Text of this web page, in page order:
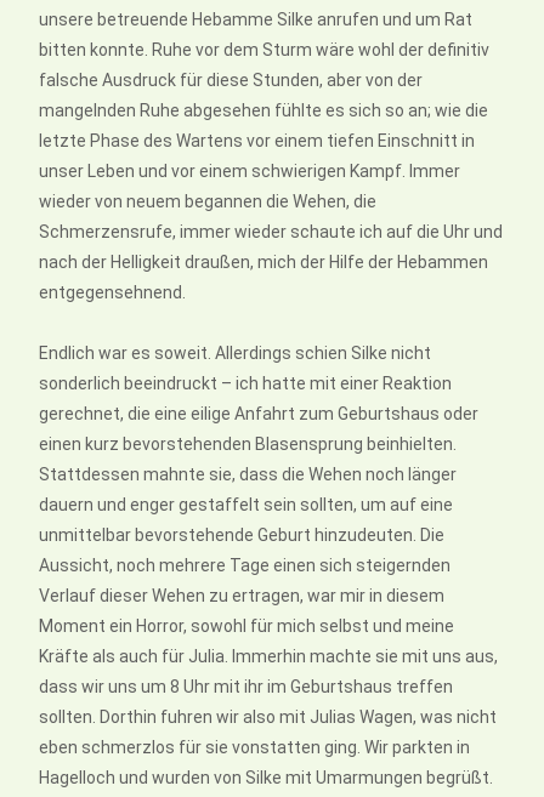
unsere betreuende Hebamme Silke anrufen und um Rat
bitten konnte. Ruhe vor dem Sturm wäre wohl der definitiv
falsche Ausdruck für diese Stunden, aber von der
mangelnden Ruhe abgesehen fühlte es sich so an; wie die
letzte Phase des Wartens vor einem tiefen Einschnitt in
unser Leben und vor einem schwierigen Kampf. Immer
wieder von neuem begannen die Wehen, die
Schmerzensrufe, immer wieder schaute ich auf die Uhr und
nach der Helligkeit draußen, mich der Hilfe der Hebammen
entgegensehnend.
Endlich war es soweit. Allerdings schien Silke nicht
sonderlich beeindruckt – ich hatte mit einer Reaktion
gerechnet, die eine eilige Anfahrt zum Geburtshaus oder
einen kurz bevorstehenden Blasensprung beinhielten.
Stattdessen mahnte sie, dass die Wehen noch länger
dauern und enger gestaffelt sein sollten, um auf eine
unmittelbar bevorstehende Geburt hinzudeuten. Die
Aussicht, noch mehrere Tage einen sich steigernden
Verlauf dieser Wehen zu ertragen, war mir in diesem
Moment ein Horror, sowohl für mich selbst und meine
Kräfte als auch für Julia. Immerhin machte sie mit uns aus,
dass wir uns um 8 Uhr mit ihr im Geburtshaus treffen
sollten. Dorthin fuhren wir also mit Julias Wagen, was nicht
eben schmerzlos für sie vonstatten ging. Wir parkten in
Hagelloch und wurden von Silke mit Umarmungen begrüßt.